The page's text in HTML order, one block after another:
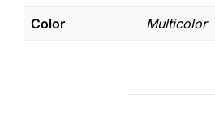
Color Multicolor